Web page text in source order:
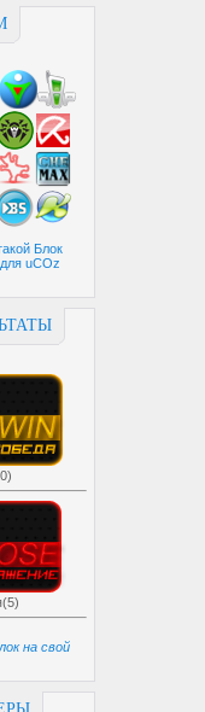
Блок
uCOz
на свой